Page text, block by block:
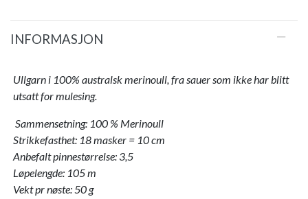
INFORMASJON
Ullgarn i 100% australsk merinoull, fra sauer som ikke har blitt
utsatt for mulesing.
Sammensetning: 100 % Merinoull
Strikkefasthet: 18 masker = 10 cm
Anbefalt pinnestørrelse: 3,5
Løpelengde: 105 m
Vekt pr nøste: 50 g